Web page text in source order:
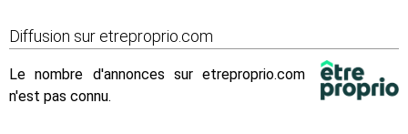
Diffusion sur etreproprio.com
Le nombre d'annonces sur etreproprio.com
n'est pas connu.